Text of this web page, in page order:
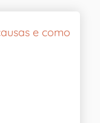
e como